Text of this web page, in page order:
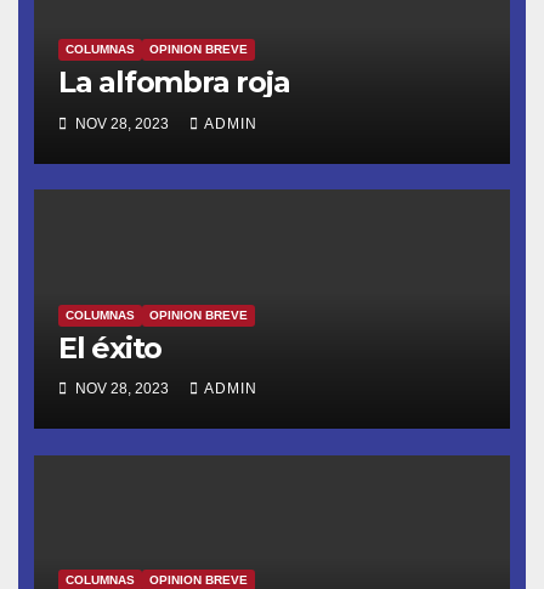
COLUMNAS OPINION BREVE
La alfombra roja
NOV 28, 2023 ADMIN
COLUMNAS OPINION BREVE
El éxito
NOV 28, 2023 ADMIN
COLUMNAS OPINION BREVE